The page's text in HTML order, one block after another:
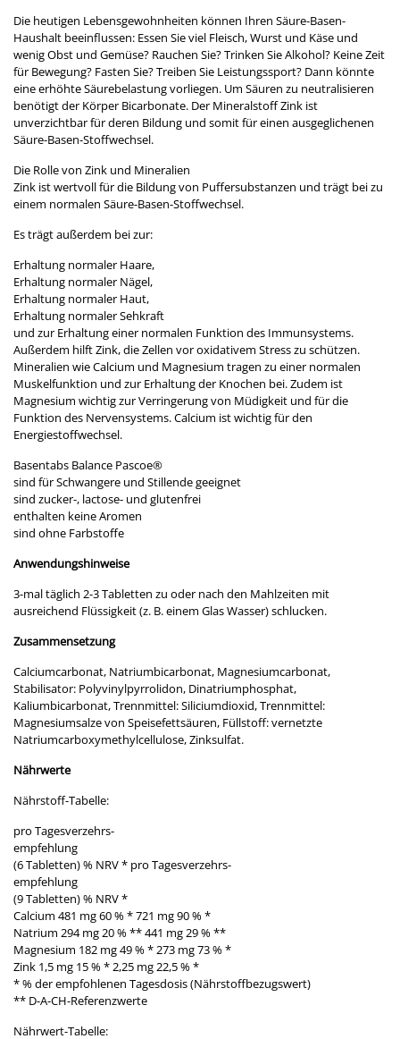
Die heutigen Lebensgewohnheiten können Ihren Säure-Basen-
Haushalt beeinflussen: Essen Sie viel Fleisch, Wurst und Käse und
wenig Obst und Gemüse? Rauchen Sie? Trinken Sie Alkohol? Keine Zeit
für Bewegung? Fasten Sie? Treiben Sie Leistungssport? Dann könnte
eine erhöhte Säurebelastung vorliegen. Um Säuren zu neutralisieren
benötigt der Körper Bicarbonate. Der Mineralstoff Zink ist
unverzichtbar für deren Bildung und somit für einen ausgeglichenen
Säure-Basen-Stoffwechsel.
Die Rolle von Zink und Mineralien
Zink ist wertvoll für die Bildung von Puffersubstanzen und trägt bei zu
einem normalen Säure-Basen-Stoffwechsel.
Es trägt außerdem bei zur:
Erhaltung normaler Haare,
Erhaltung normaler Nägel,
Erhaltung normaler Haut,
Erhaltung normaler Sehkraft
und zur Erhaltung einer normalen Funktion des Immunsystems.
Außerdem hilft Zink, die Zellen vor oxidativem Stress zu schützen.
Mineralien wie Calcium und Magnesium tragen zu einer normalen
Muskelfunktion und zur Erhaltung der Knochen bei. Zudem ist
Magnesium wichtig zur Verringerung von Müdigkeit und für die
Funktion des Nervensystems. Calcium ist wichtig für den
Energiestoffwechsel.
Basentabs Balance Pascoe®
sind für Schwangere und Stillende geeignet
sind zucker-, lactose- und glutenfrei
enthalten keine Aromen
sind ohne Farbstoffe
Anwendungshinweise
3-mal täglich 2-3 Tabletten zu oder nach den Mahlzeiten mit
ausreichend Flüssigkeit (z. B. einem Glas Wasser) schlucken.
Zusammensetzung
Calciumcarbonat, Natriumbicarbonat, Magnesiumcarbonat,
Stabilisator: Polyvinylpyrrolidon, Dinatriumphosphat,
Kaliumbicarbonat, Trennmittel: Siliciumdioxid, Trennmittel:
Magnesiumsalze von Speisefettsäuren, Füllstoff: vernetzte
Natriumcarboxymethylcellulose, Zinksulfat.
Nährwerte
Nährstoff-Tabelle:
pro Tagesverzehrs-
empfehlung
(6 Tabletten) % NRV * pro Tagesverzehrs-
empfehlung
(9 Tabletten) % NRV *
Calcium 481 mg 60 % * 721 mg 90 % *
Natrium 294 mg 20 % ** 441 mg 29 % **
Magnesium 182 mg 49 % * 273 mg 73 % *
Zink 1,5 mg 15 % * 2,25 mg 22,5 % *
* % der empfohlenen Tagesdosis (Nährstoffbezugswert)
** D-A-CH-Referenzwerte
Nährwert-Tabelle: